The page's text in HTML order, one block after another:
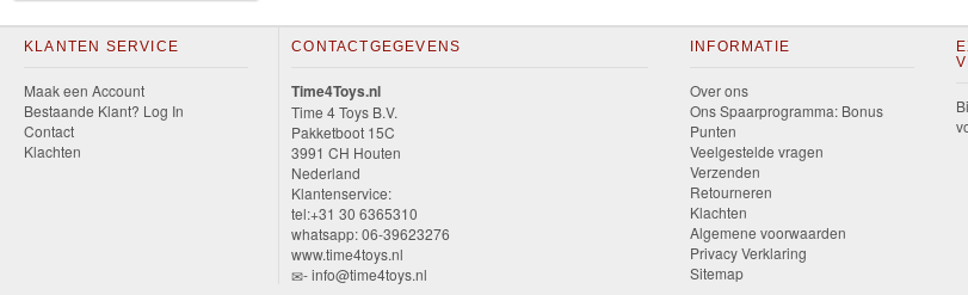
lamp
muurstickers
fleecedeken
KLANTEN SERVICE
Maak een Account
Bestaande Klant? Log In
Contact
Klachten
CONTACTGEGEVENS
Time4Toys.nl
Time 4 Toys B.V.
Pakketboot 15C
3991 CH Houten
Nederland
Klantenservice:
tel:+31 30 6365310
whatsapp: 06-39623276
www.time4toys.nl
- info@time4toys.nl
INFORMATIE
Over ons
Ons Spaarprogramma: Bonus
Punten
Veelgestelde vragen
Verzenden
Retourneren
Klachten
Algemene voorwaarden
Privacy Verklaring
Sitemap